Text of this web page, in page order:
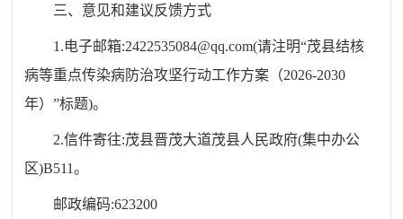
三、意见和建议反馈方式
1.电子邮箱:2422535084@qq.com(请注明“茂县结核
病等重点传染病防治攻坚行动工作方案（2026-2030
年）”标题)。
2.信件寄往:茂县晋茂大道茂县人民政府(集中办公
区)B511。
邮政编码:623200